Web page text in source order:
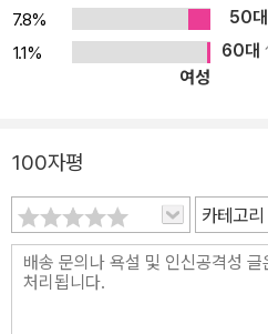
7.8%
50대
1.1%
60대
여성
100자평
카테고리